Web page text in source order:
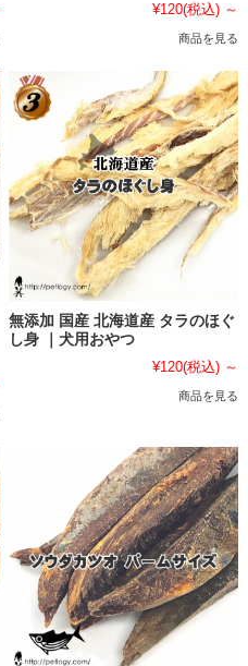
¥120(税込) ～
商品を見る
無添加 国産 北海道産 タラのほぐ
し身 ｜犬用おやつ
¥120(税込) ～
商品を見る